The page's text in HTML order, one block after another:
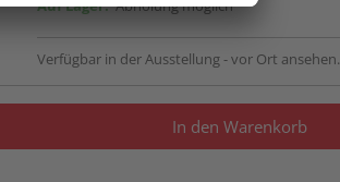
Auf Lager:Abholung möglich
Verfügbar in der Ausstellung - vor Ort ansehen.
In den Warenkorb